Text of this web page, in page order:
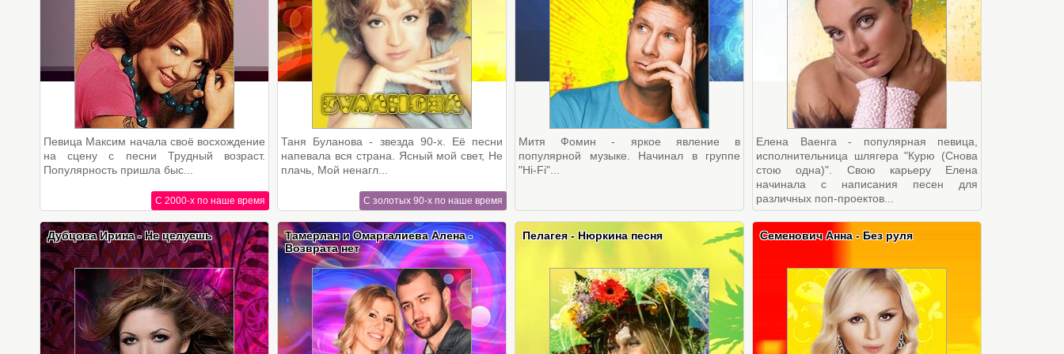
С 2000-х по наше время
Певица Максим начала своё восхождение
на сцену с песни Трудный возраст.
Популярность пришла быс...
С золотых 90-х по наше время
Таня Буланова - звезда 90-х. Её песни
напевала вся страна. Ясный мой свет, Не
плачь, Мой ненагл...
Митя Фомин - яркое явление в
популярной музыке. Начинал в группе
"Hi-Fi"...
Елена Ваенга - популярная певица,
исполнительница шлягера "Курю (Снова
стою одна)". Свою карьеру Елена
начинала с написания песен для
различных поп-проектов...
Дубцова Ирина - Не целуешь
Тамерлан и Омаргалиева Алена -
Возврата нет
Пелагея - Нюркина песня Семенович Анна - Без руля